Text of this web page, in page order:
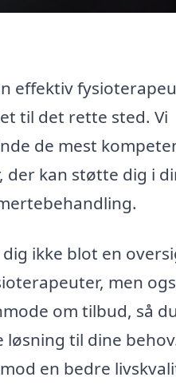
effektiv
til det rette sted. Vi
de mest
der kan støtte dig i
ikke blot en
men
om tilbud, så du
løsning til dine
en bedre